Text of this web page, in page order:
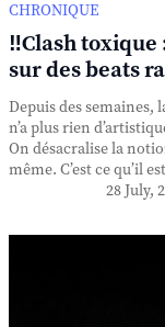
CHRONIQUE
‼️Clash toxique
sur des beats
Depuis des semaines,
n’a plus rien
On désacralise la
même. C’est ce qu’il
28 July,